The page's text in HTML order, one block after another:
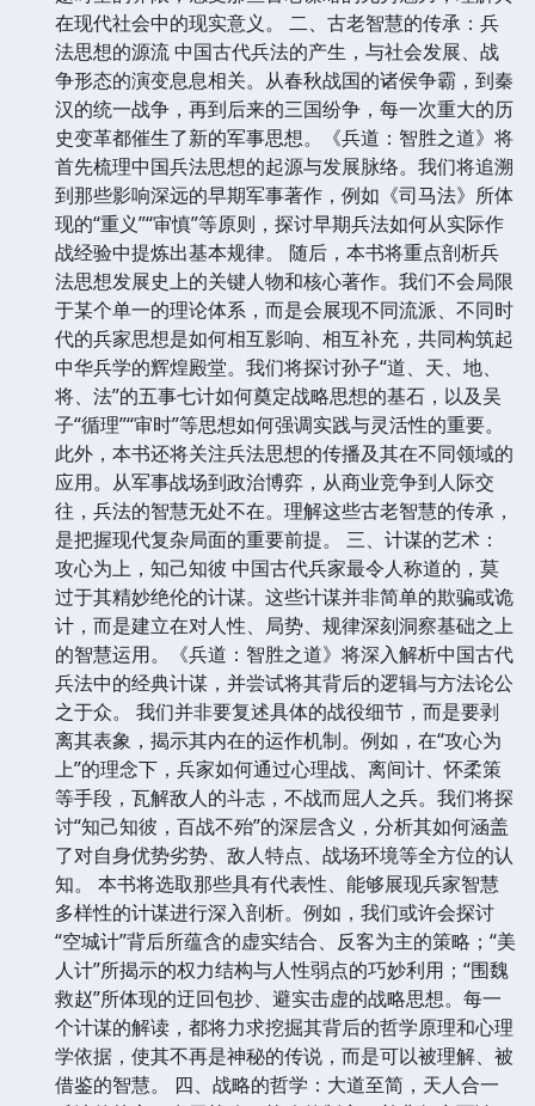
在现代社会中的现实意义。 二、古老智慧的传承：兵
法思想的源流 中国古代兵法的产生，与社会发展、战
争形态的演变息息相关。从春秋战国的诸侯争霸，到秦
汉的统一战争，再到后来的三国纷争，每一次重大的历
史变革都催生了新的军事思想。《兵道：智胜之道》将
首先梳理中国兵法思想的起源与发展脉络。我们将追溯
到那些影响深远的早期军事著作，例如《司马法》所体
现的“重义”“审慎”等原则，探讨早期兵法如何从实际作
战经验中提炼出基本规律。 随后，本书将重点剖析兵
法思想发展史上的关键人物和核心著作。我们不会局限
于某个单一的理论体系，而是会展现不同流派、不同时
代的兵家思想是如何相互影响、相互补充，共同构筑起
中华兵学的辉煌殿堂。我们将探讨孙子“道、天、地、
将、法”的五事七计如何奠定战略思想的基石，以及吴
子“循理”“审时”等思想如何强调实践与灵活性的重要。
此外，本书还将关注兵法思想的传播及其在不同领域的
应用。从军事战场到政治博弈，从商业竞争到人际交
往，兵法的智慧无处不在。理解这些古老智慧的传承，
是把握现代复杂局面的重要前提。 三、计谋的艺术：
攻心为上，知己知彼 中国古代兵家最令人称道的，莫
过于其精妙绝伦的计谋。这些计谋并非简单的欺骗或诡
计，而是建立在对人性、局势、规律深刻洞察基础之上
的智慧运用。《兵道：智胜之道》将深入解析中国古代
兵法中的经典计谋，并尝试将其背后的逻辑与方法论公
之于众。 我们并非要复述具体的战役细节，而是要剥
离其表象，揭示其内在的运作机制。例如，在“攻心为
上”的理念下，兵家如何通过心理战、离间计、怀柔策
等手段，瓦解敌人的斗志，不战而屈人之兵。我们将探
讨“知己知彼，百战不殆”的深层含义，分析其如何涵盖
了对自身优势劣势、敌人特点、战场环境等全方位的认
知。 本书将选取那些具有代表性、能够展现兵家智慧
多样性的计谋进行深入剖析。例如，我们或许会探讨
“空城计”背后所蕴含的虚实结合、反客为主的策略；“美
人计”所揭示的权力结构与人性弱点的巧妙利用；“围魏
救赵”所体现的迂回包抄、避实击虚的战略思想。每一
个计谋的解读，都将力求挖掘其背后的哲学原理和心理
学依据，使其不再是神秘的传说，而是可以被理解、被
借鉴的智慧。 四、战略的哲学：大道至简，天人合一